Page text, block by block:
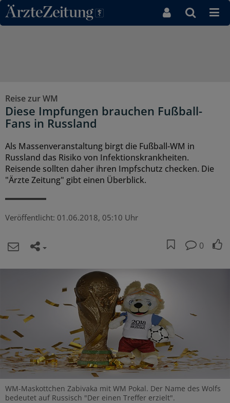
Direkt zum Inhaltsbereich
Reise zur WM
Diese Impfungen brauchen Fußball-
Fans in Russland
Als Massenveranstaltung birgt die Fußball-WM in
Russland das Risiko von Infektionskrankheiten.
Reisende sollten daher ihren Impfschutz checken. Die
"Ärzte Zeitung" gibt einen Überblick.
Veröffentlicht: 01.06.2018, 05:10 Uhr
0
WM-Maskottchen Zabivaka mit WM Pokal. Der Name des Wolfs
bedeutet auf Russisch "Der einen Treffer erzielt".